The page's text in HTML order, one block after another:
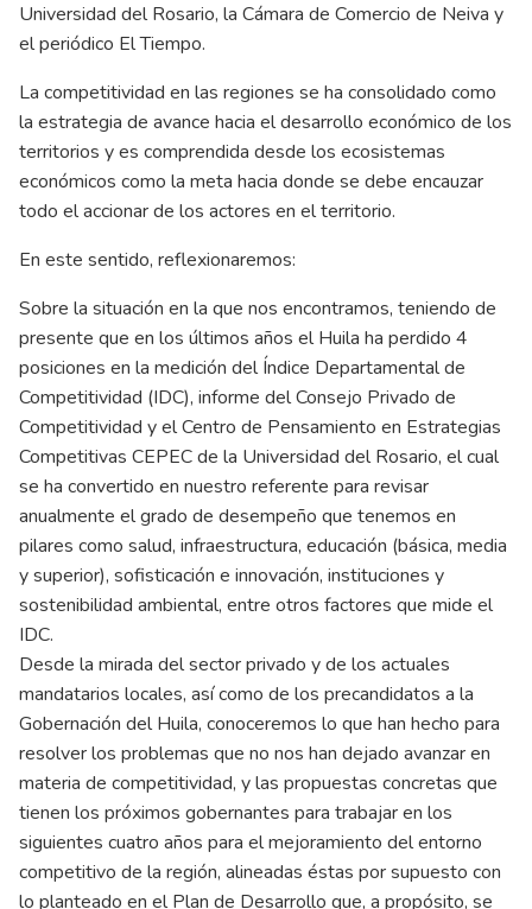
Universidad del Rosario, la Cámara de Comercio de Neiva y
el periódico El Tiempo.
La competitividad en las regiones se ha consolidado como
la estrategia de avance hacia el desarrollo económico de los
territorios y es comprendida desde los ecosistemas
económicos como la meta hacia donde se debe encauzar
todo el accionar de los actores en el territorio.
En este sentido, reflexionaremos:
Sobre la situación en la que nos encontramos, teniendo de
presente que en los últimos años el Huila ha perdido 4
posiciones en la medición del Índice Departamental de
Competitividad (IDC), informe del Consejo Privado de
Competitividad y el Centro de Pensamiento en Estrategias
Competitivas CEPEC de la Universidad del Rosario, el cual
se ha convertido en nuestro referente para revisar
anualmente el grado de desempeño que tenemos en
pilares como salud, infraestructura, educación (básica, media
y superior), sofisticación e innovación, instituciones y
sostenibilidad ambiental, entre otros factores que mide el
IDC.
Desde la mirada del sector privado y de los actuales
mandatarios locales, así como de los precandidatos a la
Gobernación del Huila, conoceremos lo que han hecho para
resolver los problemas que no nos han dejado avanzar en
materia de competitividad, y las propuestas concretas que
tienen los próximos gobernantes para trabajar en los
siguientes cuatro años para el mejoramiento del entorno
competitivo de la región, alineadas éstas por supuesto con
lo planteado en el Plan de Desarrollo que, a propósito, se